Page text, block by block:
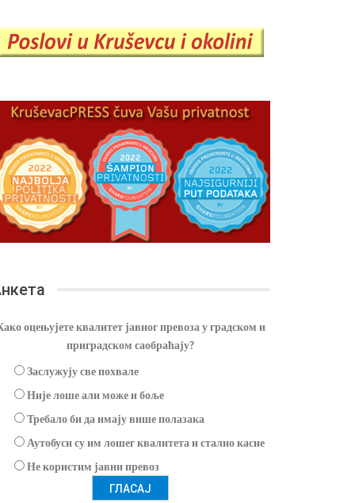
оцењујете квалитет јавног превоза у градском и
приградском саобраћају?
Заслужују све похвале
Није лоше али може и боље
Требало би да имају више полазака
Аутобуси су им лошег квалитета и стално касне
Не користим јавни превоз